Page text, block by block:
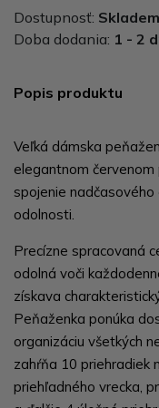
Dostupnosť: Skladem
Doba dodania: 1 - 2
Popis produktu
Veľká dámska
elegantnom
spojenie
odolnosti.
Precízne spracovaná
odolná voči
získava
Peňaženka ponúka
organizáciu všetkých
zahŕňa 10 priehradiek
priehľadného vrecka,